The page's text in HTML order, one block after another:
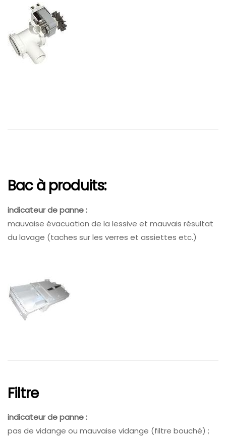
Bac à produits:
indicateur de panne :
mauvaise évacuation de la lessive et mauvais résultat
du lavage (taches sur les verres et assiettes etc.)
Filtre
indicateur de panne :
pas de vidange ou mauvaise vidange (filtre bouché) ;